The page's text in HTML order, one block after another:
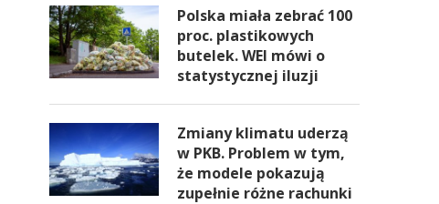
Polska miała zebrać 100
proc. plastikowych
butelek. WEI mówi o
statystycznej iluzji
Zmiany klimatu uderzą
w PKB. Problem w tym,
że modele pokazują
zupełnie różne rachunki